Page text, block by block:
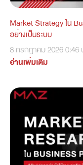
Market Strategy ใน
อย่างเป็นระบบ
8 กรกฎาคม 20260:46
อ่านเพิ่มเติม